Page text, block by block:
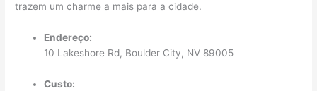
trazem um charme a mais para a cidade.
Endereço:
10 Lakeshore Rd, Boulder City, NV 89005
Custo: